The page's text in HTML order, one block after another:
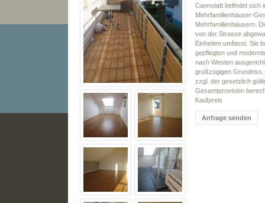
Cannstatt befindet sich
Mehrfamilienhäuser-
Mehrfamilienhäusern.
von der Strasse
Einheiten umfasst. Sie
gepflegten und
nach Westen
großzügigen
zzgl. der gesetzlich
Gesamtprovision
Kaufpreis